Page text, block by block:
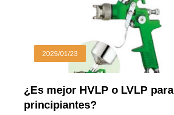
2025/01/23
¿Es mejor HVLP o LVLP para
principiantes?